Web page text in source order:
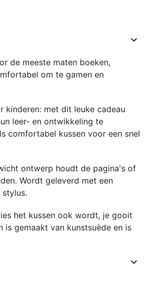

de meeste maten boeken,
om te gamen en
kinderen: met dit leuke cadeau
leer- en ontwikkeling te
comfortabel kussen voor een snel
ontwerp houdt de pagina's of
Wordt geleverd met een
het kussen ook wordt, je gooit
is gemaakt van kunstsuède en is
